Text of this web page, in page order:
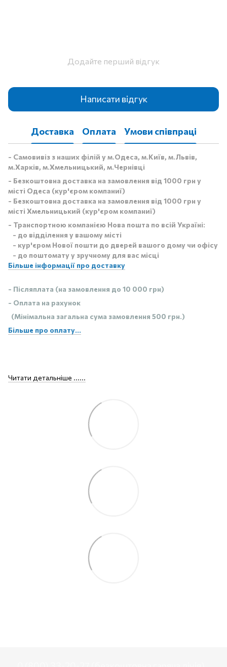
Додайте перший відгук
Написати відгук
Доставка Оплата Умови співпраці
- Самовивіз з наших філій у м.Одеса, м.Київ, м.Львів,
м.Харків, м.Хмельницький, м.Чернівці
- Безкоштовна доставка на замовлення від 1000 грн у
місті Одеса (кур'єром компаниї)
- Безкоштовна доставка на замовлення від 1000 грн у
місті Хмельницький (кур'єром компаниї)
- Транспортною компанією Нова пошта по всій Україні:
- до відділення у вашому місті
- кур'єром Нової пошти до дверей вашого дому чи офісу
- до поштомату у зручному для вас місці
Більше інформації про доставку
- Післяплата (на замовлення до 10 000 грн)
- Оплата на рахунок
(Мінімальна загальна сума замовлення 500 грн.)
Більше про оплату...
Читати детальніше ......